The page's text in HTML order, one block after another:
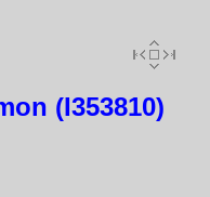
(I353810)